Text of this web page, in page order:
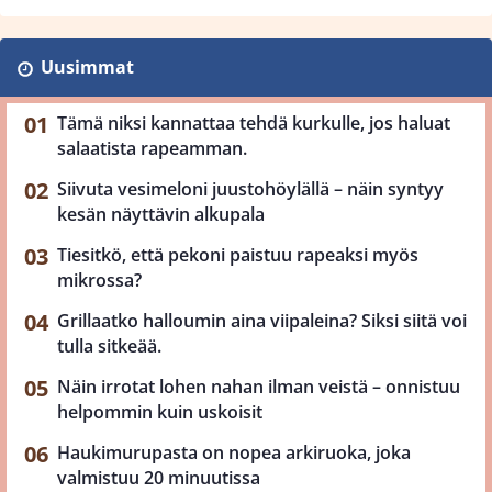
Uusimmat
Tämä niksi kannattaa tehdä kurkulle, jos haluat
salaatista rapeamman.
Siivuta vesimeloni juustohöylällä – näin syntyy
kesän näyttävin alkupala
Tiesitkö, että pekoni paistuu rapeaksi myös
mikrossa?
Grillaatko halloumin aina viipaleina? Siksi siitä voi
tulla sitkeää.
Näin irrotat lohen nahan ilman veistä – onnistuu
helpommin kuin uskoisit
Haukimurupasta on nopea arkiruoka, joka
valmistuu 20 minuutissa